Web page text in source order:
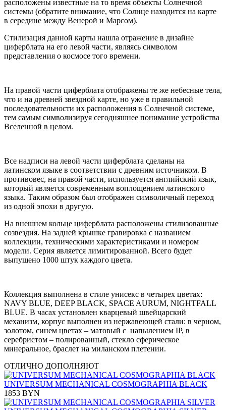
расположены известные на то время объекты Солнечной
системы (обратите внимание, что Солнце находится на карте
в середине между Венерой и Марсом).
Стилизация данной карты нашла отражение в дизайне
циферблата на его левой части, являясь символом
представления о космосе того времени.
На правой части циферблата отображены те же небесные тела,
что и на древней звездной карте, но уже в правильной
последовательности их расположения в Солнечной системе,
тем самым символизируя сегодняшнее понимание устройства
Вселенной в целом.
Все надписи на левой части циферблата сделаны на
латинском языке в соответствии с древним источником. В
противовес, на правой части, используется английский язык,
который является современным воплощением латинского
языка. Таким образом был отображен символичный переход
из одной эпохи в другую.
На внешнем кольце циферблата расположены стилизованные
созвездия. На задней крышке гравировка с названием
коллекции, техническими характеристиками и номером
модели. Серия является лимитированной. Всего будет
выпущено 1000 штук каждого цвета.
Коллекция выполнена в стиле унисекс в четырех цветах:
NAVY BLUE, DEEP BLACK, SPACE AURUM, NIGHTFALL
BLUE. В часах установлен кварцевый швейцарский
механизм, корпус выполнен из нержавеющей стали: в черном,
золотом, синем цветах – матовый с напылением IP, в
серебристом – полированный, стекло сферическое
минеральное, браслет на миланском плетении.
ОТЛИЧНО ДОПОЛНЯЮТ
UNIVERSUM MECHANICAL COSMOGRAPHIA BLACK
1853 BYN